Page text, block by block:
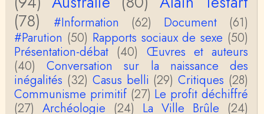
La plus récente, donc celle en français, la quatrièm
e, publiée chez La Découverte.Bonne lecture !
Anonymous
Actuellement c'est quelle édition qui est la plus à jo
ur? La dernière edition française ou celle…
roland chaudat
le sous-titre de l’article de la Lutte de Classes “No
(78)
#Information (62) Document
(61)
#Parution (50) Rapports sociaux de sexe (50)
Présentation-débat (40) Œuvres et auteurs
(40)
Conversation sur la naissance des
inégalités (32) Casus belli (29) Critiques (28)
Communisme primitif (27) Le profit déchiffré
(27) Archéologie (24) La Ville Brûle (24)